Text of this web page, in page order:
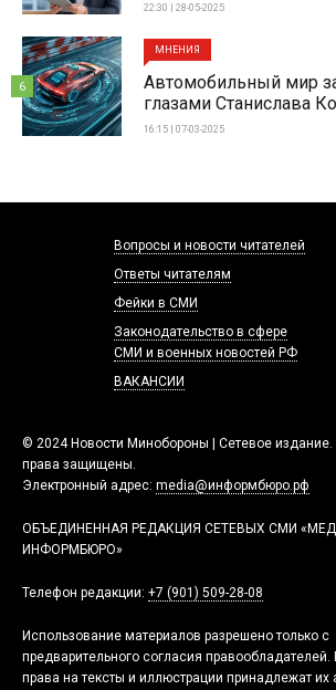
22:30 | 28-05-2025
МНЕНИЯ
Автомобильный мир
глазами Станислава
16:15 | 07-03-2025
6
© 2024 Новости Минобороны | Сетевое издание.
права защищены.
Электронный адрес: media@информбюро.рф
ОБЪЕДИНЕННАЯ РЕДАКЦИЯ СЕТЕВЫХ СМИ
ИНФОРМБЮРО»
Телефон редакции: +7 (901) 509-28-08
Использование материалов разрешено только с
предварительного согласия правообладателей.
права на тексты и иллюстрации принадлежат их
Вопросы и новости читателей
Ответы читателям
Фейки в СМИ
Законодательство в сфере
СМИ и военных новостей РФ
ВАКАНСИИ